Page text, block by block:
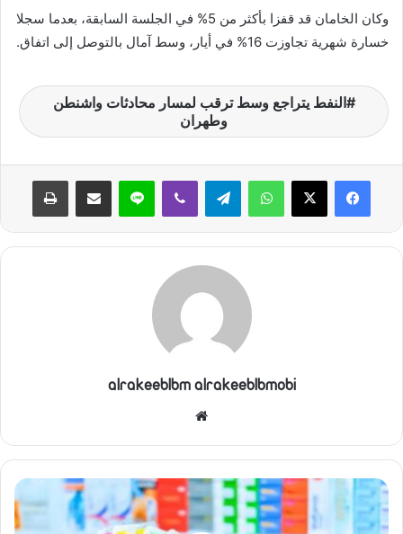
وكان الخامان قد قفزا بأكثر من 5% في الجلسة السابقة، بعدما سجلا
خسارة شهرية تجاوزت 16% في أيار، وسط آمال بالتوصل إلى اتفاق.
النفط يتراجع وسط ترقب لمسار محادثات واشنطن
وطهران
واتساب تيلقرام ڤايبر لاين مشاركة عبر البريد طباعة
alrakeeblbm alrakeeblbmobi